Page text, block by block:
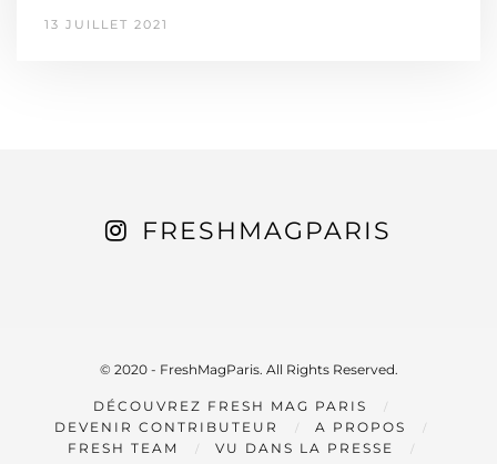
13 JUILLET 2021
FRESHMAGPARIS
© 2020 - FreshMagParis. All Rights Reserved.
DÉCOUVREZ FRESH MAG PARIS
DEVENIR CONTRIBUTEUR
A PROPOS
FRESH TEAM
VU DANS LA PRESSE